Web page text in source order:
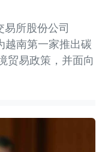
易所股份公司
越南第一家推出碳
贸易政策，并面向